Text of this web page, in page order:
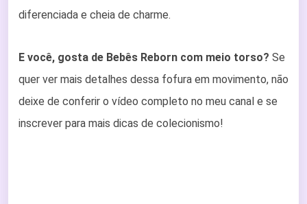
diferenciada e cheia de charme.
E você, gosta de Bebês Reborn com meio torso? Se
quer ver mais detalhes dessa fofura em movimento, não
deixe de conferir o vídeo completo no meu canal e se
inscrever para mais dicas de colecionismo!